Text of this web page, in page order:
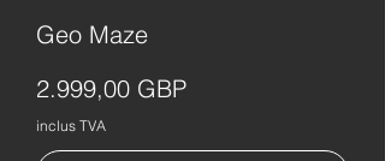
Geo Maze
Preț
2.999,00 GBP
inclus TVA